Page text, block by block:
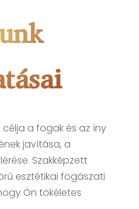
a fogak és az íny
javítása, a
Szakképzett
esztétikai fogászati
Ön tökéletes